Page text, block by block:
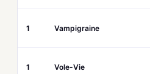
1 Vampigraine
1 Vole-Vie